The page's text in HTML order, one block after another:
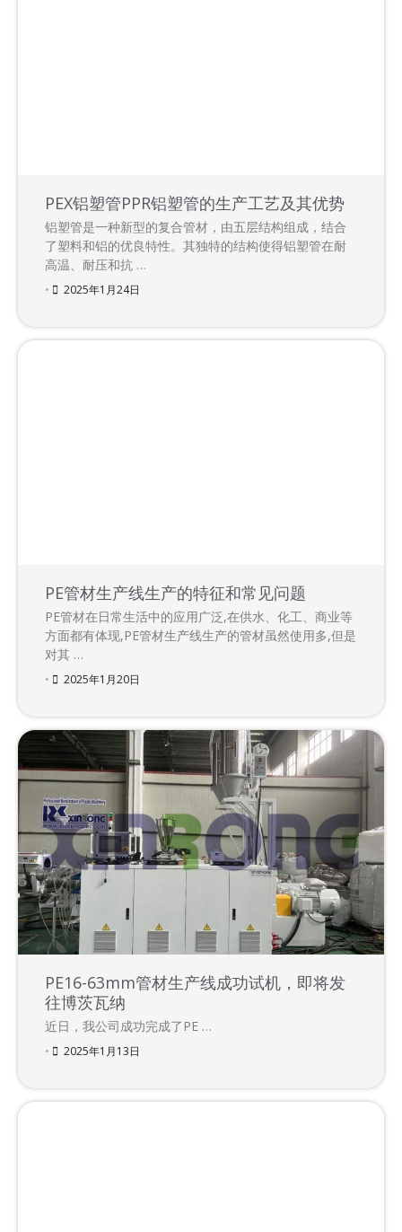
PEX铝塑管PPR铝塑管的生产工艺及其优势
铝塑管是一种新型的复合管材，由五层结构组成，结合
了塑料和铝的优良特性。其独特的结构使得铝塑管在耐
高温、耐压和抗 …
• 2025年1月24日
PE管材生产线生产的特征和常见问题
PE管材在日常生活中的应用广泛,在供水、化工、商业等
方面都有体现,PE管材生产线生产的管材虽然使用多,但是
对其 …
• 2025年1月20日
PE16-63mm管材生产线成功试机，即将发
往博茨瓦纳
近日，我公司成功完成了PE …
• 2025年1月13日